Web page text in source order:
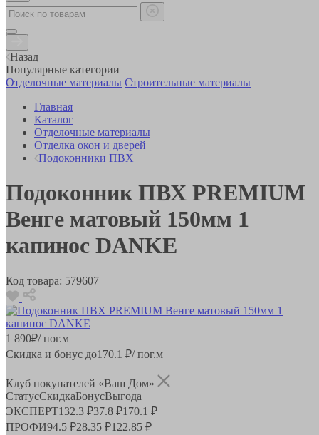
Назад
Популярные категории
Отделочные материалы Строительные материалы
Главная
Каталог
Отделочные материалы
Отделка окон и дверей
Подоконники ПВХ
Подоконник ПВХ PREMIUM
Венге матовый 150мм 1
капинос DANKE
Код товара: 579607
1 890₽/ пог.м
Скидка и бонус до170.1 ₽/ пог.м
Клуб покупателей «Ваш Дом»
СтатусСкидкаБонусВыгода
ЭКСПЕРТ132.3 ₽37.8 ₽170.1 ₽
ПРОФИ94.5 ₽28.35 ₽122.85 ₽